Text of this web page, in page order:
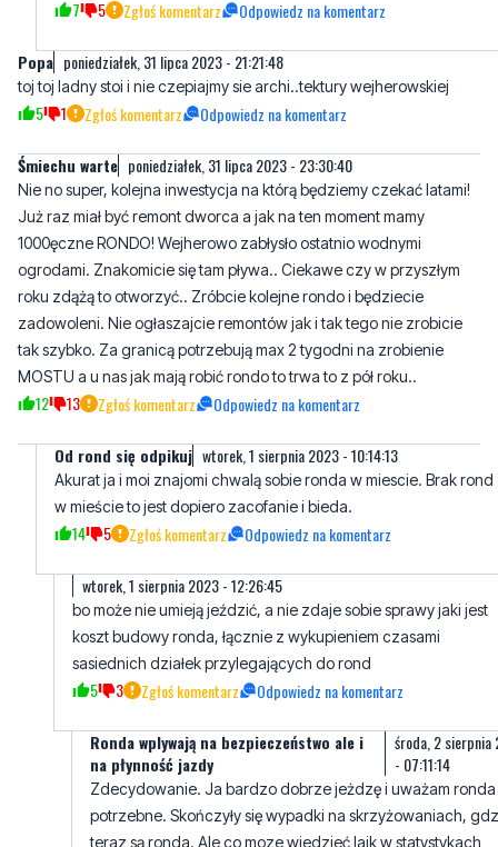
toj toj ladny stoi i nie czepiajmy sie archi..tektury wejherowskiej
Śmiechu warte poniedziałek, 31 lipca 2023 - 23:30:40
Nie no super, kolejna inwestycja na którą będziemy czekać latami!
1000ęczne RONDO! Wejherowo zabłysło ostatnio wodnymi
ogrodami. Znakomicie się tam pływa.. Ciekawe czy w przyszłym
roku zdążą to otworzyć.. Zróbcie kolejne rondo i będziecie
zadowoleni. Nie ogłaszajcie remontów jak i tak tego nie zrobicie
tak szybko. Za granicą potrzebują max 2 tygodni na zrobienie
MOSTU a u nas jak mają robić rondo to trwa to z pół roku..
12 13 Zgłoś komentarz Odpowiedz na komentarz
Od rond się odpikuj wtorek, 1 sierpnia 2023 - 10:14:13
Akurat ja i moi znajomi chwalą sobie ronda w miescie. Brak rond
14 5 Zgłoś komentarz Odpowiedz na komentarz
wtorek, 1 sierpnia 2023 - 12:26:45
bo może nie umieją jeździć, a nie zdaje sobie sprawy jaki jest
sasiednich działek przylegających do rond
5 3 Zgłoś komentarz Odpowiedz na komentarz
Ronda wplywają na bezpieczeństwo ale i
na płynność jazdy
- 07:11:14
potrzebne. Skończyły się wypadki na skrzyżowaniach,
teraz są ronda. Ale co moze wiedzieć laik w statystykach
wypadków. Strażak
5 1 Zgłoś komentarz Odpowiedz na komentarz